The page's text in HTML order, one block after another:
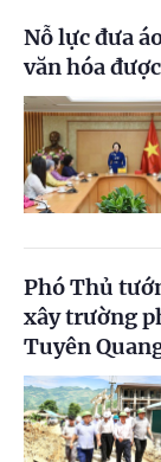
Nỗ lực đưa
văn hóa
Phó Thủ
xây trường
Tuyên